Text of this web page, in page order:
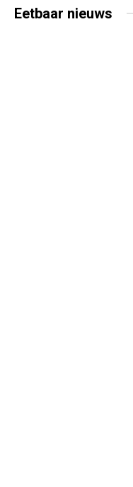
Eetbaar nieuws